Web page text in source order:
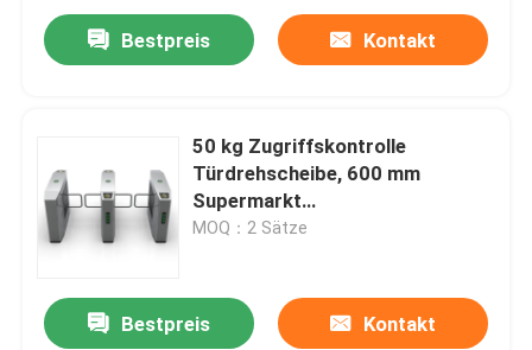
Bestpreis Kontakt
50 kg Zugriffskontrolle
Türdrehscheibe, 600 mm
Supermarkt
Eingangsdrehscheibe
MOQ：2 Sätze
Bestpreis Kontakt